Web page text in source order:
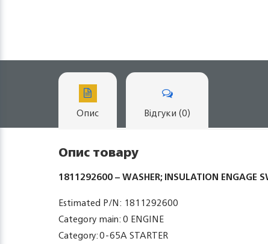
Опис Відгуки (0)
Опис товару
1811292600 – WASHER; INSULATION ENGAGE
Estimated P/N: 1811292600
Category main: 0 ENGINE
Category: 0-65A STARTER